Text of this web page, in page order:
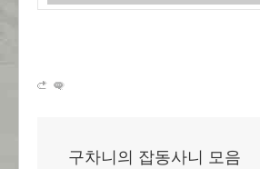
구차니의 잡동사니 모음